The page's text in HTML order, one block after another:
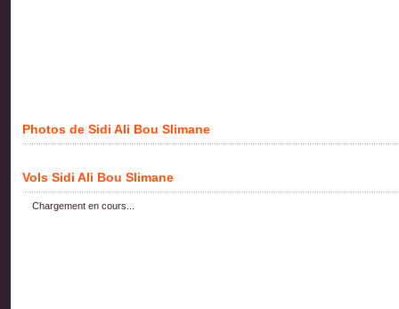
Photos de Sidi Ali Bou Slimane
Vols Sidi Ali Bou Slimane
Chargement en cours...